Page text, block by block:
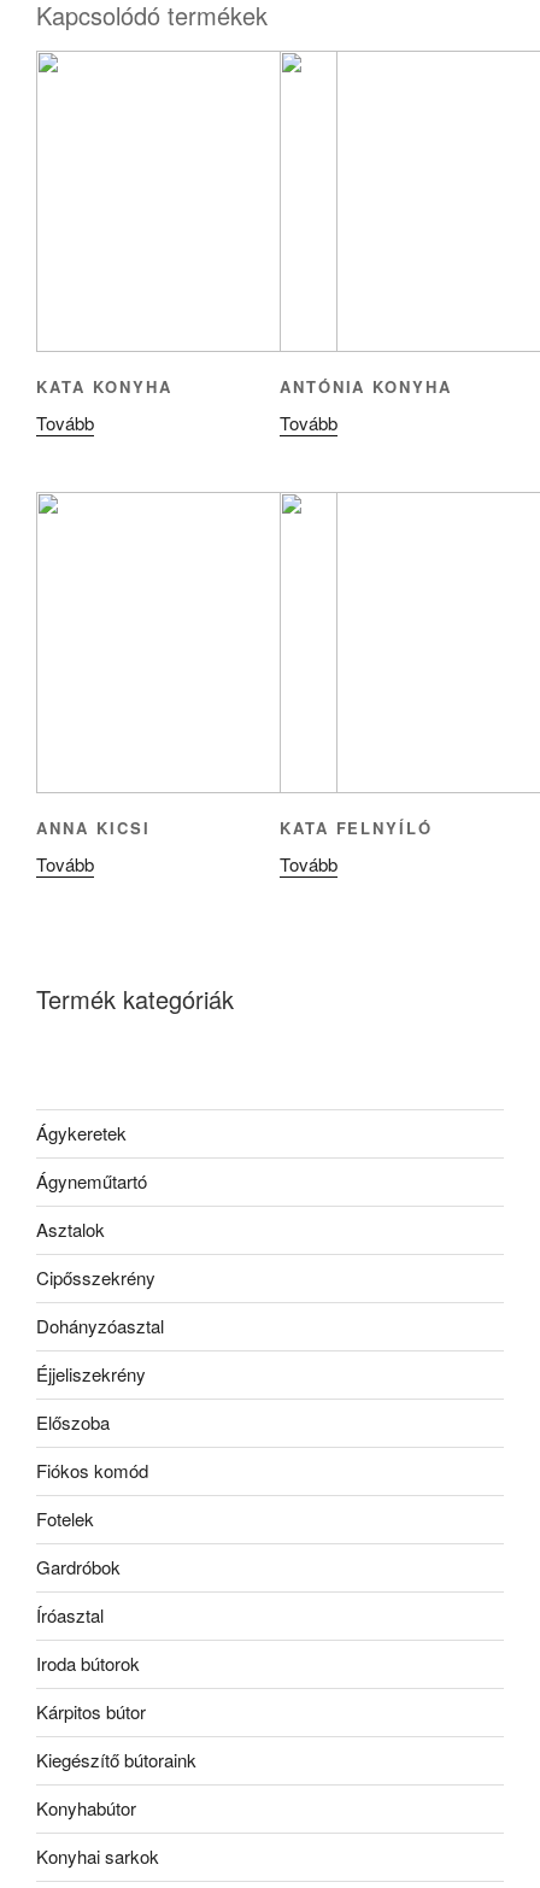
Kapcsolódó termékek
KATA KONYHA
Tovább
ANTÓNIA KONYHA
Tovább
ANNA KICSI
Tovább
KATA FELNYÍLÓ
Tovább
Termék kategóriák
Ágykeretek
Ágyneműtartó
Asztalok
Cipősszekrény
Dohányzóasztal
Éjjeliszekrény
Előszoba
Fiókos komód
Fotelek
Gardróbok
Íróasztal
Iroda bútorok
Kárpitos bútor
Kiegészítő bútoraink
Konyhabútor
Konyhai sarkok